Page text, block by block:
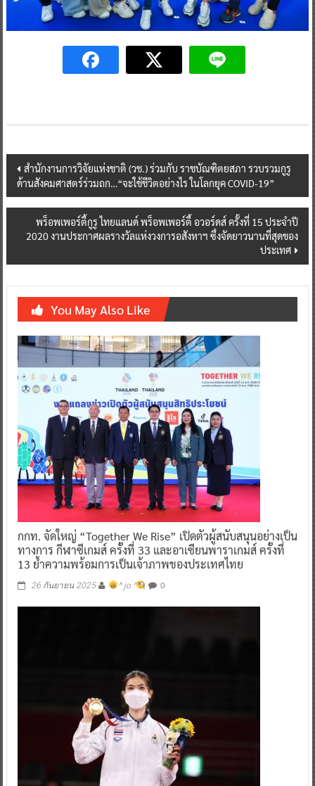
Post
navigation
สำนักงานการวิจัยแห่งชาติ (วช.) ร่วมกับ ราชบัณฑิตยสภา รวบรวมกูรู
ด้านสังคมศาสตร์ร่วมถก…“จะใช้ชีวิตอย่างไร ในโลกยุค COVID-19”
พร็อพเพอร์ตี้กูรู ไทยแลนด์ พร็อพเพอร์ตี้ อวอร์ดส์ ครั้งที่ 15 ประจำปี
2020 งานประกาศผลรางวัลแห่งวงการอสังหาฯ ซึ่งจัดยาวนานที่สุดของ
ประเทศ
You May Also Like
กกท. จัดใหญ่ “Together We Rise” เปิดตัวผู้สนับสนุนอย่างเป็น
ทางการ กีฬาซีเกมส์ ครั้งที่ 33 และอาเซียนพาราเกมส์ ครั้งที่
13 ย้ำความพร้อมการเป็นเจ้าภาพของประเทศไทย
26 กันยายน 2025 ^ jo ^ 0